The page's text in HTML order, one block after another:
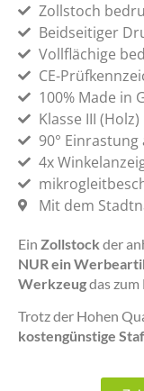
Zollstoch
Beidseitiger
Vollflächige
CE-
100% Made in
Klasse III (Holz)
90°
4x
Mit dem
Ein Zollstock der
NUR ein
Werkzeugdas
Trotz der Hohen
kostengünstige